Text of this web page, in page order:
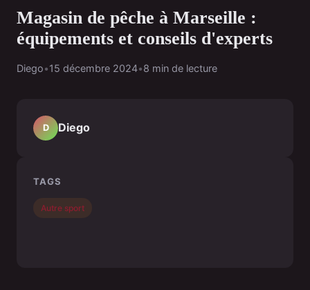
Magasin de pêche à Marseille :
équipements et conseils d'experts
Diego•15 décembre 2024•8 min de lecture
D Diego
TAGS
Autre sport